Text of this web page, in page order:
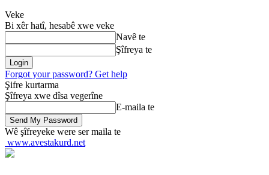
Veke
Bi xêr hatî, hesabê xwe veke
Navê te
Şîfreya te
Forgot your password? Get help
Şifre kurtarma
Şîfreya xwe dîsa vegerîne
E-maila te
Wê şîfreyeke were ser maila te
www.avestakurd.net